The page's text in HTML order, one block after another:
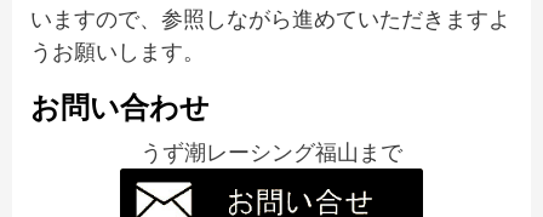
いますので、参照しながら進めていただきますよ
うお願いします。
お問い合わせ
うず潮レーシング福山 まで